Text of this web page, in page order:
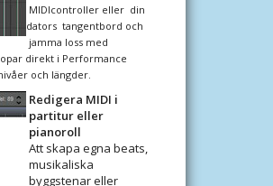
MIDIcontroller eller din
dators tangentbord och
jamma loss med
direkt i Performance
och längder.
Redigera MIDI i
partitur eller
pianoroll
Att skapa egna beats,
musikaliska
byggstenar eller